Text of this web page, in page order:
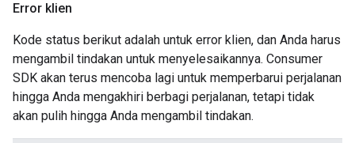
Error klien
Kode status berikut adalah untuk error klien, dan Anda harus
mengambil tindakan untuk menyelesaikannya. Consumer
SDK akan terus mencoba lagi untuk memperbarui perjalanan
hingga Anda mengakhiri berbagi perjalanan, tetapi tidak
akan pulih hingga Anda mengambil tindakan.